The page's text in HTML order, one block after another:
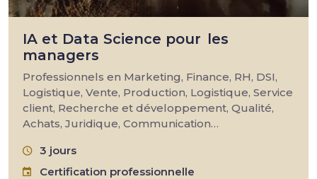
IA et Data Science pour les
managers
Professionnels en Marketing, Finance, RH, DSI,
Logistique, Vente, Production, Logistique, Service
client, Recherche et développement, Qualité,
Achats, Juridique, Communication…
3 jours
Certification professionnelle